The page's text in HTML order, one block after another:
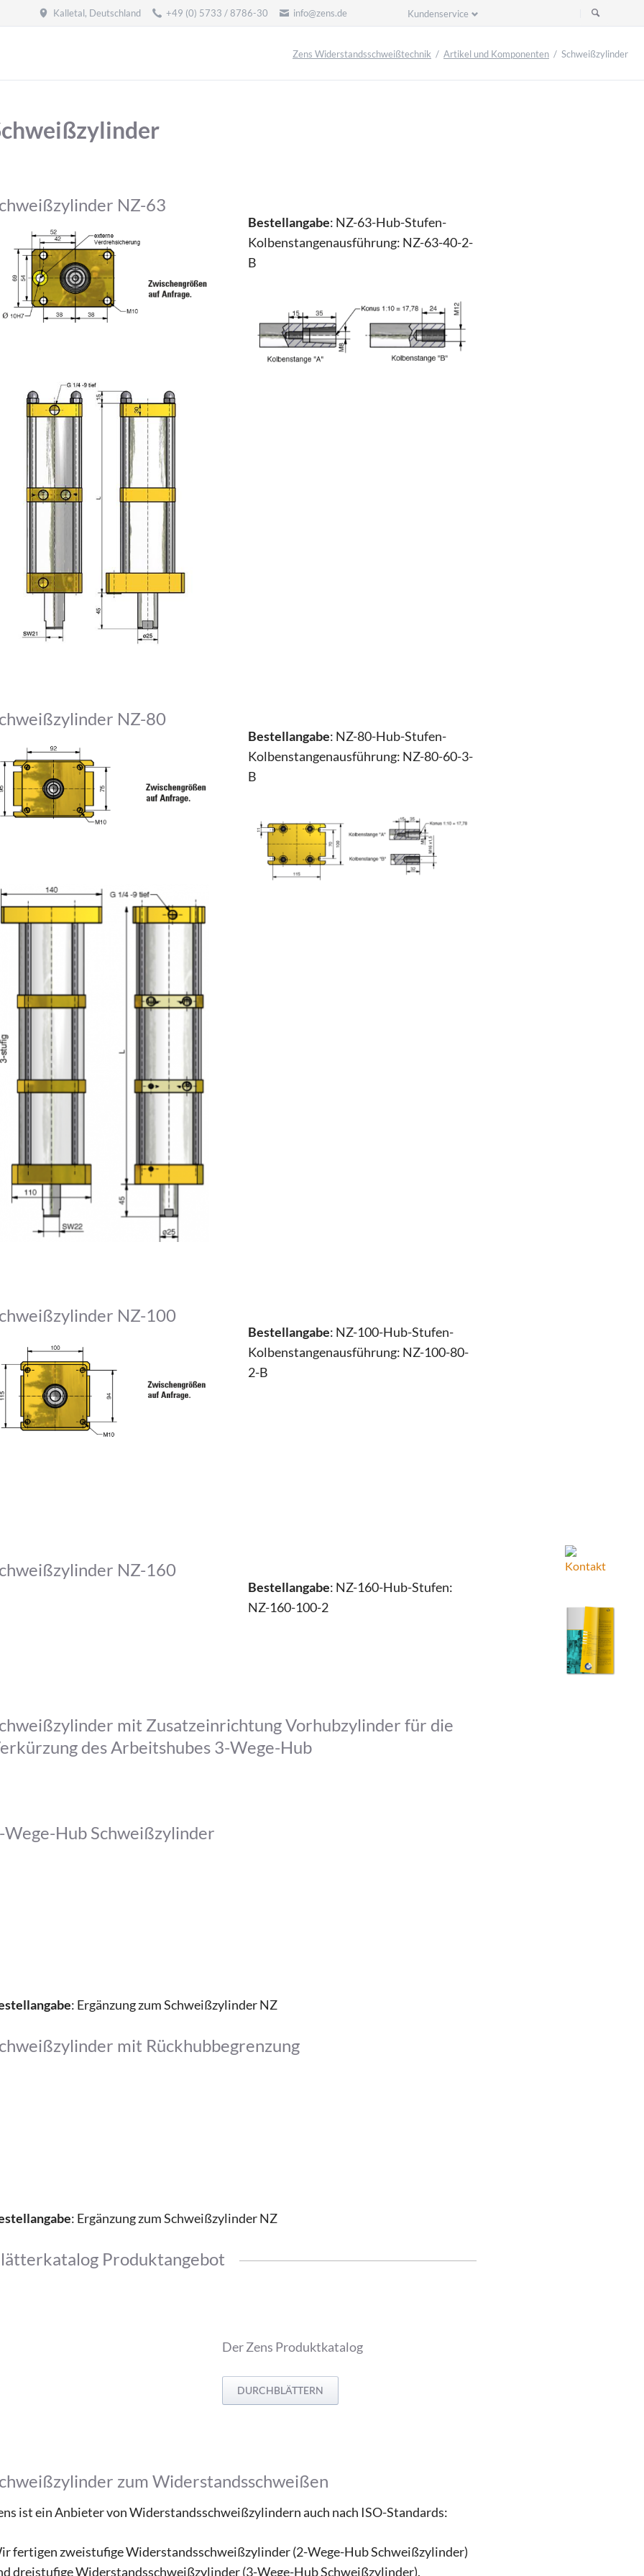
Kalletal, Deutschland +49 (0) 5733 / 8786-30 info@zens.de
Kundenservice
Zens Widerstandsschweißtechnik Artikel und Komponenten Schweißzylinder
NZ-63
Bestellangabe: NZ-63-Hub-Stufen-
Kolbenstangenausführung: NZ-63-40-2-
B
NZ-80
Bestellangabe: NZ-80-Hub-Stufen-
Kolbenstangenausführung: NZ-80-60-3-
B
NZ-100
Bestellangabe: NZ-100-Hub-Stufen-
Kolbenstangenausführung: NZ-100-80-
2-B
NZ-160
Bestellangabe: NZ-160-Hub-Stufen:
NZ-160-100-2
mit Zusatzeinrichtung Vorhubzylinder für die
des Arbeitshubes 3-Wege-Hub
Wege-Hub Schweißzylinder
: Ergänzung zum Schweißzylinder NZ
mit Rückhubbegrenzung
: Ergänzung zum Schweißzylinder NZ
Produktangebot
Der Zens Produktkatalog
DURCHBLÄTTERN
zum Widerstandsschweißen
ist ein Anbieter von Widerstandsschweißzylindern auch nach ISO-Standards:
fertigen zweistufige Widerstandsschweißzylinder (2-Wege-Hub Schweißzylinder)
dreistufige Widerstandsschweißzylinder (3-Wege-Hub Schweißzylinder).